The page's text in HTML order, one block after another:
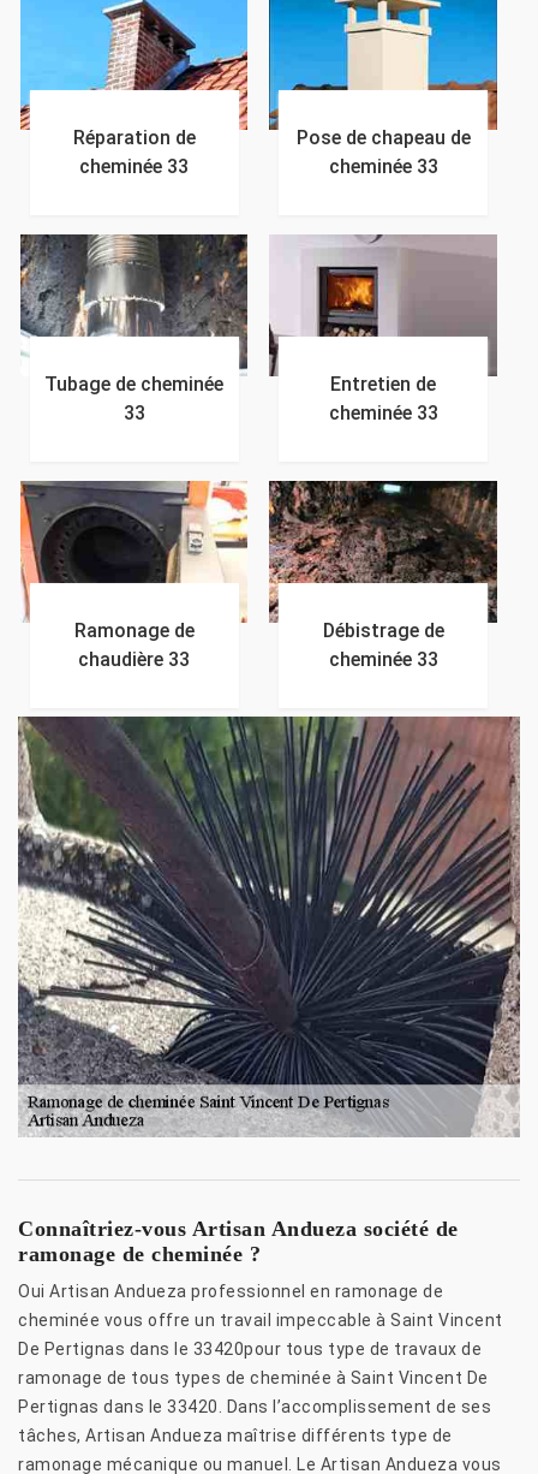
Réparation de
cheminée 33
Pose de chapeau de
cheminée 33
Tubage de cheminée
33
Entretien de
cheminée 33
Ramonage de
chaudière 33
Débistrage de
cheminée 33
Connaîtriez-vous Artisan Andueza société de
ramonage de cheminée ?
Oui Artisan Andueza professionnel en ramonage de
cheminée vous offre un travail impeccable à Saint Vincent
De Pertignas dans le 33420pour tous type de travaux de
ramonage de tous types de cheminée à Saint Vincent De
Pertignas dans le 33420. Dans l’accomplissement de ses
tâches, Artisan Andueza maîtrise différents type de
ramonage mécanique ou manuel. Le Artisan Andueza vous